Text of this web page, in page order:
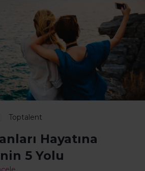
Toptalent
Hayatına
5 Yolu